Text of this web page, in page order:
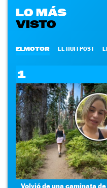
LO MÁS
VISTO
ELMOTOR EL HUFFPOST
1
Volvió de una caminata de